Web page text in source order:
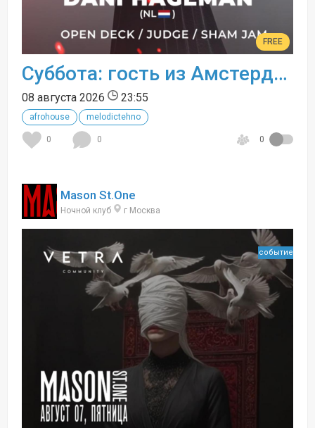
FREE
Суббота: гость из Амстердама
08 августа 2026 23:55
afrohouse melodictehno
0 0 0
Mason St.One
Ночной клуб г Москва
событие